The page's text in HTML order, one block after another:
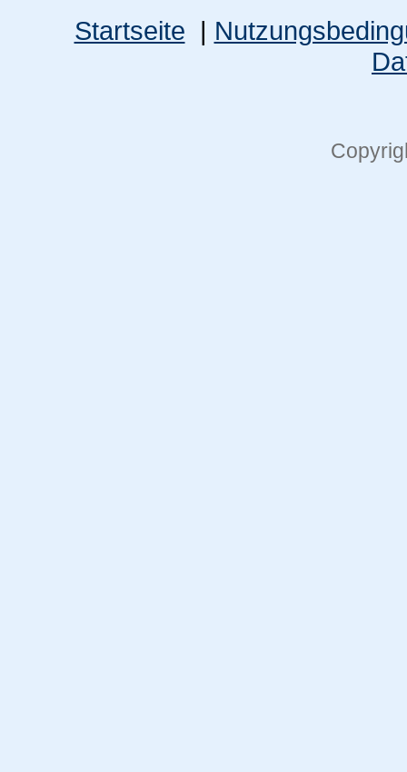
Startseite |